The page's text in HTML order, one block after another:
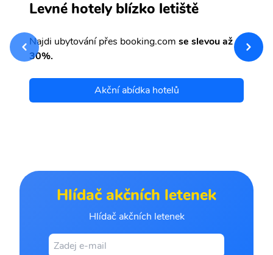
Levné hotely blízko letiště
Najdi ubytování přes booking.com se slevou až
30%.
Akční abídka hotelů
Hlídač akčních letenek
Hlídač akčních letenek